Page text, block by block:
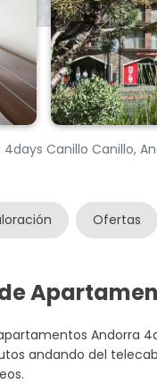
Canillo Canillo,
Ofertas
Andorra
andando del